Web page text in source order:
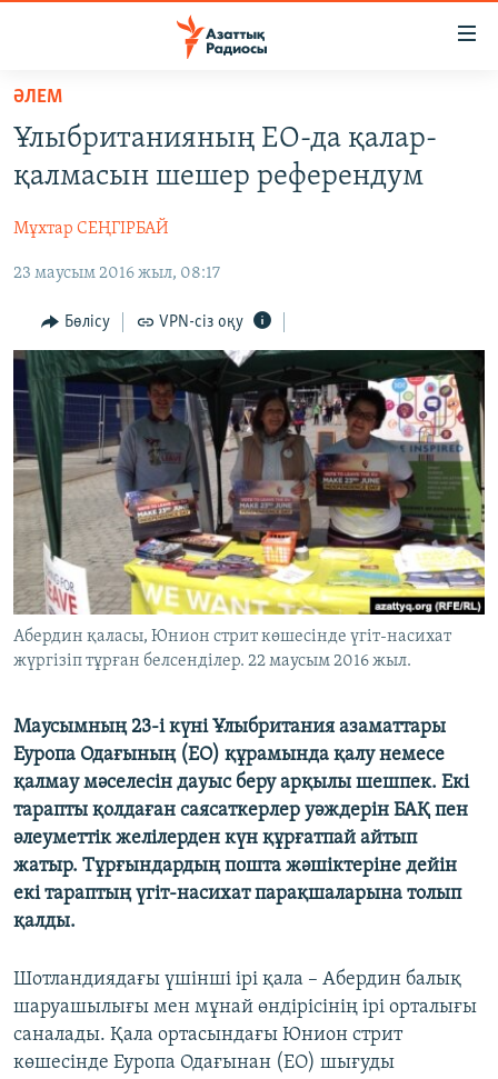
Skip
main
content
to
Navigation
Search
ЖАҢАЛЫҚТАР
САЯСАТ
ҚАҢТАР ОҚИҒАСЫ
АДАМ ҚҰҚЫҚТАРЫ
ӘЛЕУМЕТ
ӘЛЕМ
АРНАЙЫ ЖОБАЛАР
Русский
ЖАЗЫЛЫҢЫЗ
Басқа тілдерде
ӘЛЕМ
Ұлыбританияның ЕО-да қалар-
қалмасын шешер референдум
Мұхтар СЕҢГІРБАЙ
23 маусым 2016 жыл, 08:17
Бөлісу VPN-сіз оқу
Абердин қаласы, Юнион стрит көшесінде үгіт-насихат
жүргізіп тұрған белсенділер. 22 маусым 2016 жыл.
Маусымның 23-і күні Ұлыбритания азаматтары
Еуропа Одағының (ЕО) құрамында қалу немесе
қалмау мәселесін дауыс беру арқылы шешпек. Екі
тарапты қолдаған саясаткерлер уәждерін БАҚ пен
әлеуметтік желілерден күн құрғатпай айтып
жатыр. Тұрғындардың пошта жәшіктеріне дейін
екі тараптың үгіт-насихат парақшаларына толып
қалды.
Шотландиядағы үшінші ірі қала – Абердин балық
шаруашылығы мен мұнай өндірісінің ірі орталығы
саналады. Қала ортасындағы Юнион стрит
көшесінде Еуропа Одағынан (ЕО) шығуды